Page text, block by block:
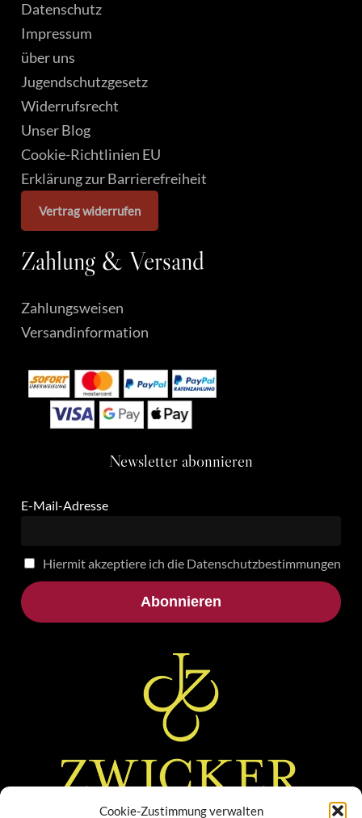
Cookie-Zustimmung verwalten
Datenschutz
Impressum
über uns
Jugendschutzgesetz
Widerrufsrecht
Unser Blog
Cookie-Richtlinien EU
Erklärung zur Barrierefreiheit
Vertrag widerrufen
Zahlung & Versand
Zahlungsweisen
Versandinformation
Newsletter abonnieren
E-Mail-Adresse
Hiermit akzeptiere ich die Datenschutzbestimmungen